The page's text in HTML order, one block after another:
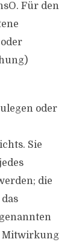
Für den
oder
Sie
die
Mitwirkung